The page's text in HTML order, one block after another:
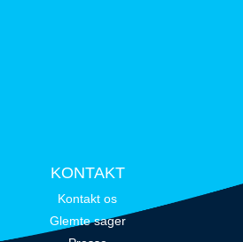
KONTAKT
Kontakt os
Glemte sager